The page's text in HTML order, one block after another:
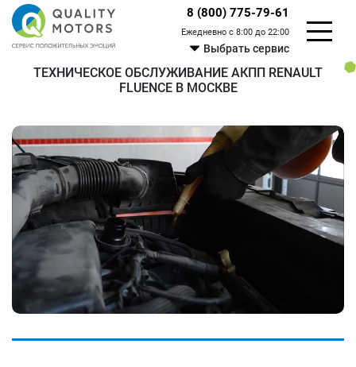
8 (800) 775-79-61
Ежедневно с 8:00 до 22:00
Выбрать сервис
ТЕХНИЧЕСКОЕ ОБСЛУЖИВАНИЕ АКПП RENAULT
FLUENCE В МОСКВЕ